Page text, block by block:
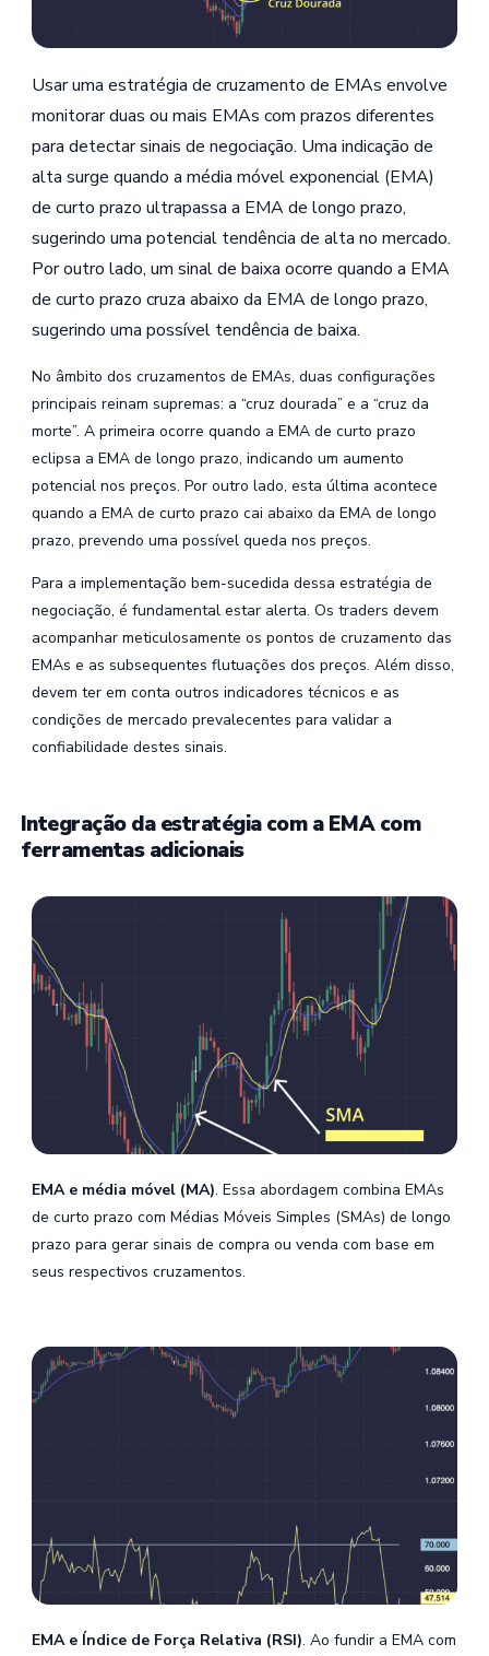
Usar uma estratégia de cruzamento de EMAs envolve
monitorar duas ou mais EMAs com prazos diferentes
para detectar sinais de negociação. Uma indicação de
alta surge quando a média móvel exponencial (EMA)
de curto prazo ultrapassa a EMA de longo prazo,
sugerindo uma potencial tendência de alta no mercado.
Por outro lado, um sinal de baixa ocorre quando a EMA
de curto prazo cruza abaixo da EMA de longo prazo,
sugerindo uma possível tendência de baixa.
No âmbito dos cruzamentos de EMAs, duas configurações
principais reinam supremas: a “cruz dourada” e a “cruz da
morte”. A primeira ocorre quando a EMA de curto prazo
eclipsa a EMA de longo prazo, indicando um aumento
potencial nos preços. Por outro lado, esta última acontece
quando a EMA de curto prazo cai abaixo da EMA de longo
prazo, prevendo uma possível queda nos preços.
Para a implementação bem-sucedida dessa estratégia de
negociação, é fundamental estar alerta. Os traders devem
acompanhar meticulosamente os pontos de cruzamento das
EMAs e as subsequentes flutuações dos preços. Além disso,
devem ter em conta outros indicadores técnicos e as
condições de mercado prevalecentes para validar a
confiabilidade destes sinais.
Integração da estratégia com a EMA com
ferramentas adicionais
EMA e média móvel (MA). Essa abordagem combina EMAs
de curto prazo com Médias Móveis Simples (SMAs) de longo
prazo para gerar sinais de compra ou venda com base em
seus respectivos cruzamentos.
EMA e Índice de Força Relativa (RSI). Ao fundir a EMA com